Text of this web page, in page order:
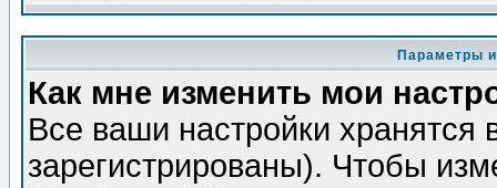
Параметры
Как мне изменить мои
Все ваши настройки
зарегистрированы). Чтобы